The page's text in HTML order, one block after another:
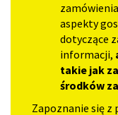
aspekty
dotyczące
informacji,
takie jak
środków
Zapoznanie się z